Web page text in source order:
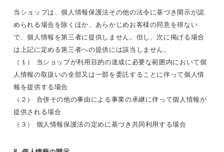
当ショップは、個人情報保護法その他の法令に基づき開示が認
められる場合を除くほか、あらかじめお客様の同意を得ない
で、個人情報を第三者に提供しません。但し、次に掲げる場合
は上記に定める第三者への提供には該当しません。
（１） 当ショップが利用目的の達成に必要な範囲内において個
人情報の取扱いの全部又は一部を委託することに伴って個人情
報を提供する場合
（２） 合併その他の事由による事業の承継に伴って個人情報が
提供される場合
（３） 個人情報保護法の定めに基づき共同利用する場合